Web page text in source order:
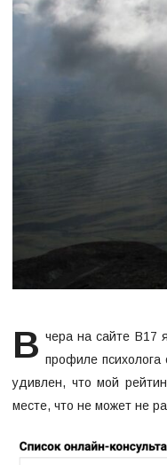
В чера на сайте B17
профиле
удивлен, что мой
месте, что не может не